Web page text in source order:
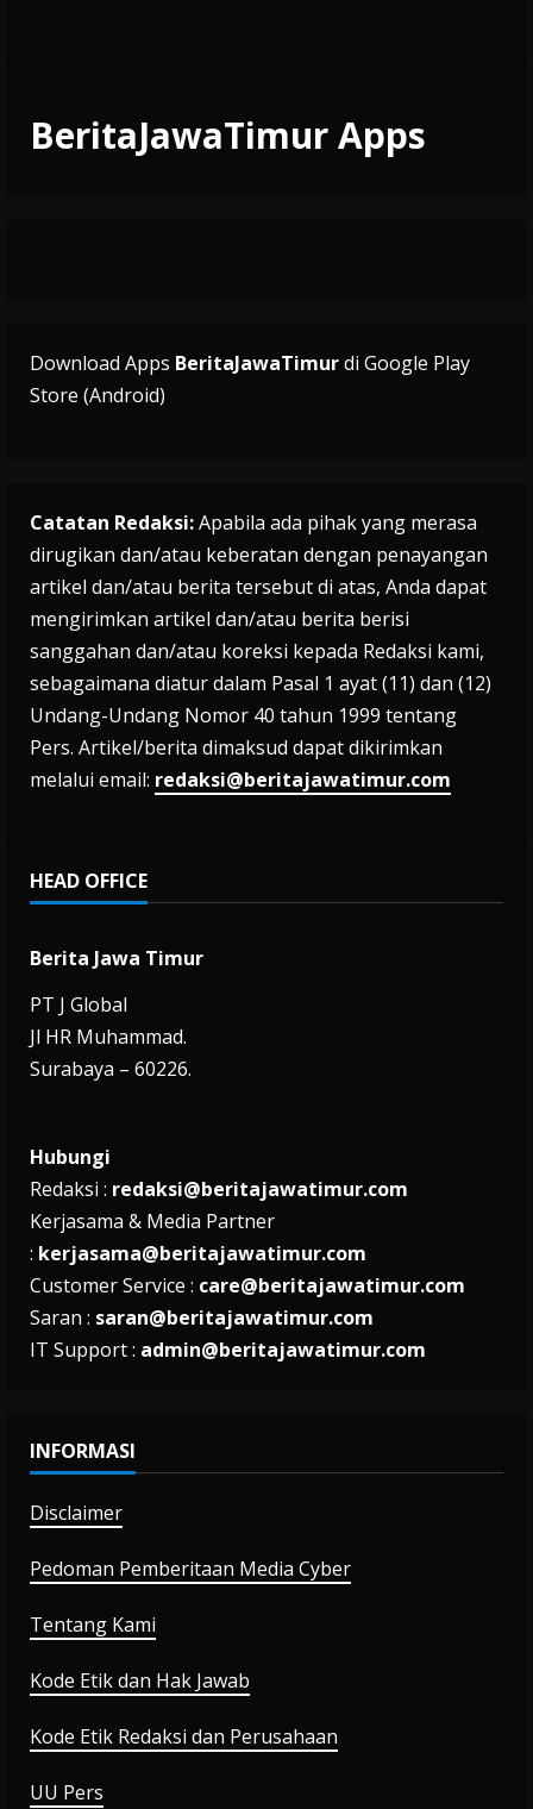
BeritaJawaTimur Apps
Download Apps BeritaJawaTimurdi Google Play
Store (Android)
Catatan Redaksi:Apabila ada pihak yang merasa
dirugikan dan/atau keberatan dengan penayangan
artikel dan/atau berita tersebut di atas, Anda dapat
mengirimkan artikel dan/atau berita berisi
sanggahan dan/atau koreksi kepada Redaksi kami,
sebagaimana diatur dalam Pasal 1 ayat (11) dan (12)
Undang-Undang Nomor 40 tahun 1999 tentang
Pers. Artikel/berita dimaksud dapat dikirimkan
melalui email: redaksi@beritajawatimur.com
HEAD OFFICE
Berita Jawa Timur
PT J Global
Jl HR Muhammad.
Surabaya – 60226.
Hubungi
Redaksi : redaksi@beritajawatimur.com
Kerjasama & Media Partner
: kerjasama@beritajawatimur.com
Customer Service : care@beritajawatimur.com
Saran : saran@beritajawatimur.com
IT Support : admin@beritajawatimur.com
INFORMASI
Disclaimer
Pedoman Pemberitaan Media Cyber
Tentang Kami
Kode Etik dan Hak Jawab
Kode Etik Redaksi dan Perusahaan
UU Pers